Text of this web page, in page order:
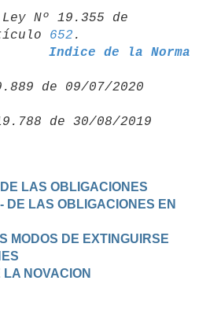
Ley Nº 19.355 de
652
Indice de la Norma
de 09/07/2020
LAS OBLIGACIONES
DE LAS OBLIGACIONES EN
MODOS DE EXTINGUIRSE
NOVACION